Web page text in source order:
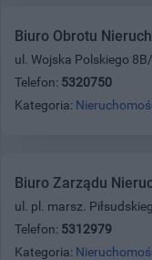
Biuro Obrotu
ul. Wojska Polskiego
Telefon: 5320750
Kategoria:
Biuro Zarządu
ul. pl. marsz.
Telefon: 5312979
Kategoria: